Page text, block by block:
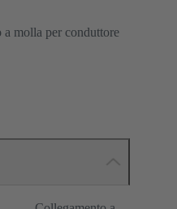
a molla per conduttore